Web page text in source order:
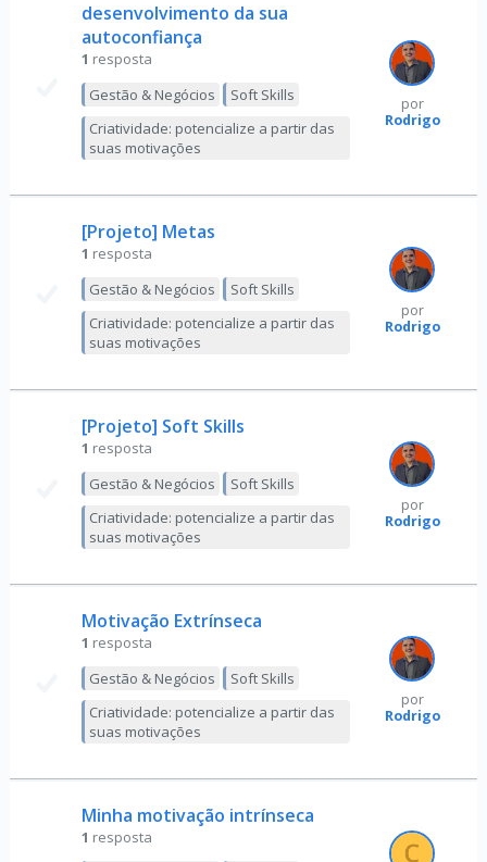
desenvolvimento da sua
autoconfiança
1 resposta
Gestão & Negócios
Soft Skills
Criatividade: potencialize a partir das
suas motivações
por
Rodrigo
[Projeto] Metas
1 resposta
Gestão & Negócios
Soft Skills
Criatividade: potencialize a partir das
suas motivações
por
Rodrigo
[Projeto] Soft Skills
1 resposta
Gestão & Negócios
Soft Skills
Criatividade: potencialize a partir das
suas motivações
por
Rodrigo
Motivação Extrínseca
1 resposta
Gestão & Negócios
Soft Skills
Criatividade: potencialize a partir das
suas motivações
por
Rodrigo
Minha motivação intrínseca
1 resposta